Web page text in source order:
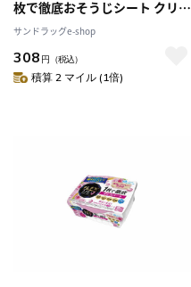
枚で徹底おそうじシート クリー
ンフローラル本体10枚
サンドラッグe-shop
308 円 （税込）
積算 2 マイル (1倍)